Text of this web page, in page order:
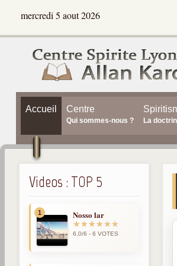
mercredi 5 aout 2026
Accueil Centre
Qui sommes-nous ? La
Videos : TOP 5
1 Nosso lar
6,0/6 - 6 VOTES